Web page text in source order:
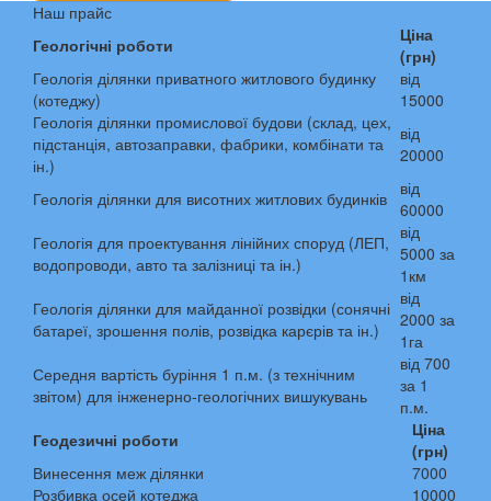
Наш прайс
Геологічні роботи
Ціна
(грн)
Геологія ділянки приватного житлового будинку
(котеджу)
від
15000
Геологія ділянки промислової будови (склад, цех,
підстанція, автозаправки, фабрики, комбінати та
ін.)
від
20000
Геологія ділянки для висотних житлових будинків
від
60000
Геологія для проектування лінійних споруд (ЛЕП,
водопроводи, авто та залізниці та ін.)
від
5000 за
1км
Геологія ділянки для майданної розвідки (сонячні
батареї, зрошення полів, розвідка карєрів та ін.)
від
2000 за
1га
Середня вартість буріння 1 п.м. (з технічним
звітом) для інженерно-геологічних вишукувань
від 700
за 1
п.м.
Геодезичні роботи
Ціна
(грн)
Винесення меж ділянки
7000
Розбивка осей котеджа
10000